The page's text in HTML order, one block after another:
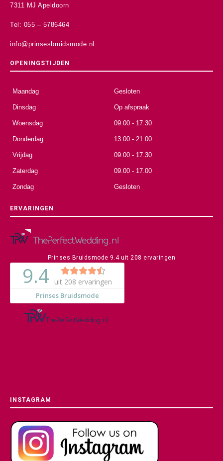
7311 MJ Apeldoorn
Tel: 055 – 5786464
info@prinsesbruidsmode.nl
OPENINGSTIJDEN
Maandag Gesloten
Dinsdag Op afspraak
Woensdag 09.00 - 17.30
Donderdag 13.00 - 21.00
Vrijdag 09.00 - 17.30
Zaterdag 09.00 - 17.00
Zondag Gesloten
ERVARINGEN
Prinses Bruidsmode 9.4uit208 ervaringen
INSTAGRAM